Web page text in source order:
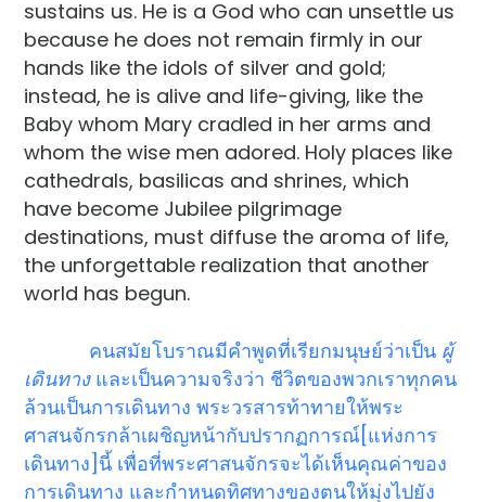
sustains us. He is a God who can unsettle us
because he does not remain firmly in our
hands like the idols of silver and gold;
instead, he is alive and life-giving, like the
Baby whom Mary cradled in her arms and
whom the wise men adored. Holy places like
cathedrals, basilicas and shrines, which
have become Jubilee pilgrimage
destinations, must diffuse the aroma of life,
the unforgettable realization that another
world has begun.
คนสมัยโบราณมีคำพูดที่เรียกมนุษย์ว่าเป็น ผู้
เดินทางและเป็นความจริงว่า ชีวิตของพวกเราทุกคน
ล้วนเป็นการเดินทาง พระวรสารท้าทายให้พระ
ศาสนจักรกล้าเผชิญหน้ากับปรากฏการณ์[แห่งการ
เดินทาง]นี้ เพื่อที่พระศาสนจักรจะได้เห็นคุณค่าของ
การเดินทาง และกำหนดทิศทางของตนให้มุ่งไปยัง